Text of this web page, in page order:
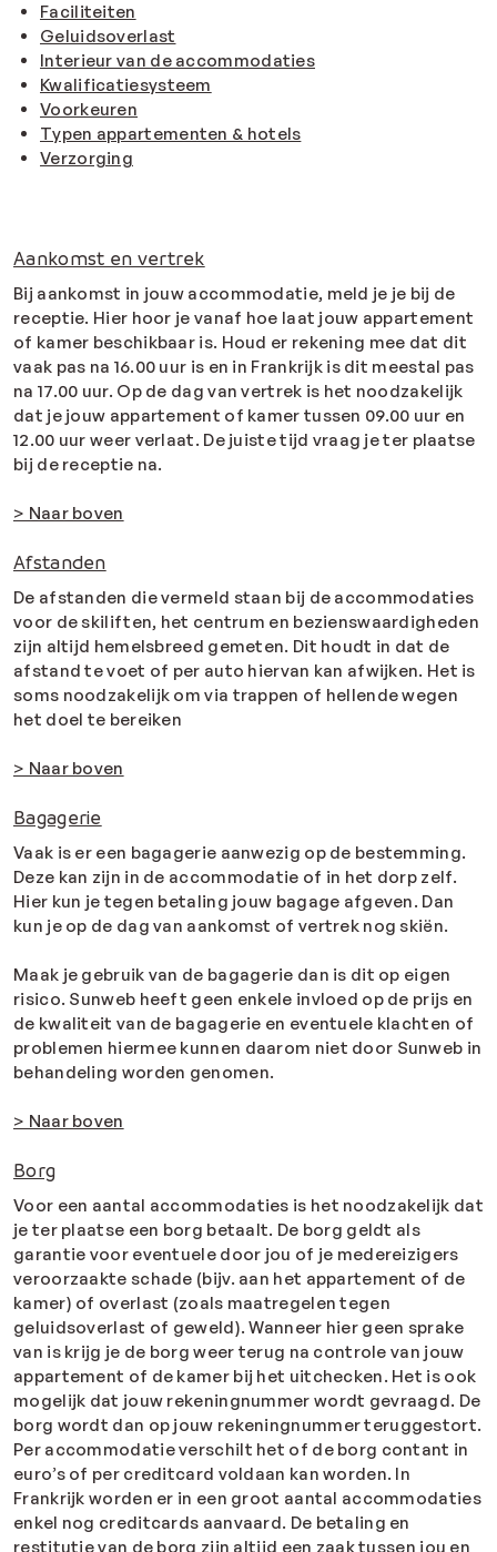
Faciliteiten
Geluidsoverlast
Interieur van de accommodaties
Kwalificatiesysteem
Voorkeuren
Typen appartementen & hotels
Verzorging
Aankomst en vertrek
Bij aankomst in jouw accommodatie, meld je je bij de
receptie. Hier hoor je vanaf hoe laat jouw appartement
of kamer beschikbaar is. Houd er rekening mee dat dit
vaak pas na 16.00 uur is en in Frankrijk is dit meestal pas
na 17.00 uur. Op de dag van vertrek is het noodzakelijk
dat je jouw appartement of kamer tussen 09.00 uur en
12.00 uur weer verlaat. De juiste tijd vraag je ter plaatse
bij de receptie na.
> Naar boven
Afstanden
De afstanden die vermeld staan bij de accommodaties
voor de skiliften, het centrum en bezienswaardigheden
zijn altijd hemelsbreed gemeten. Dit houdt in dat de
afstand te voet of per auto hiervan kan afwijken. Het is
soms noodzakelijk om via trappen of hellende wegen
het doel te bereiken
> Naar boven
Bagagerie
Vaak is er een bagagerie aanwezig op de bestemming.
Deze kan zijn in de accommodatie of in het dorp zelf.
Hier kun je tegen betaling jouw bagage afgeven. Dan
kun je op de dag van aankomst of vertrek nog skiën.
Maak je gebruik van de bagagerie dan is dit op eigen
risico. Sunweb heeft geen enkele invloed op de prijs en
de kwaliteit van de bagagerie en eventuele klachten of
problemen hiermee kunnen daarom niet door Sunweb in
behandeling worden genomen.
> Naar boven
Borg
Voor een aantal accommodaties is het noodzakelijk dat
je ter plaatse een borg betaalt. De borg geldt als
garantie voor eventuele door jou of je medereizigers
veroorzaakte schade (bijv. aan het appartement of de
kamer) of overlast (zoals maatregelen tegen
geluidsoverlast of geweld). Wanneer hier geen sprake
van is krijg je de borg weer terug na controle van jouw
appartement of de kamer bij het uitchecken. Het is ook
mogelijk dat jouw rekeningnummer wordt gevraagd. De
borg wordt dan op jouw rekeningnummer teruggestort.
Per accommodatie verschilt het of de borg contant in
euro’s of per creditcard voldaan kan worden. In
Frankrijk worden er in een groot aantal accommodaties
enkel nog creditcards aanvaard. De betaling en
restitutie van de borg zijn altijd een zaak tussen jou en